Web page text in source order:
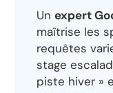
Un expert
maîtrise les
requêtes
stage
piste hiver »